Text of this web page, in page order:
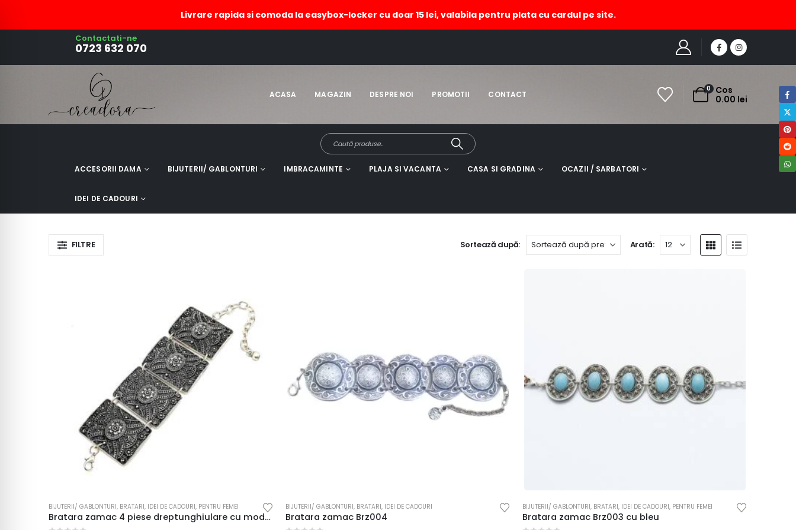
Livrare rapida si comoda la easybox-locker cu doar 15 lei, valabila pentru plata cu cardul pe site.
Contactati-ne
0723 632 070
ACASA MAGAZIN DESPRE NOI PROMOTII CONTACT
0
Cos
0.00 lei
ACCESORII DAMA BIJUTERII/ GABLONTURI IMBRACAMINTE PLAJA SI VACANTA CASA SI GRADINA OCAZII / SARBATORI
IDEI DE CADOURI
bratara zamac PRODUCT TAG -BRATARA ZAMAC
FILTRE Sortează după: Arată:
BIJUTERII/ GABLONTURI, BRATARI, IDEI DE CADOURI, PENTRU FEMEI
Bratara zamac 4 piese dreptunghiulare cu modele florale si accente filigranate
BIJUTERII/ GABLONTURI, BRATARI, IDEI DE CADOURI
Bratara zamac Brz004
BIJUTERII/ GABLONTURI, BRATARI, IDEI DE CADOURI, PENTRU FEMEI
Bratara zamac Brz003 cu bleu